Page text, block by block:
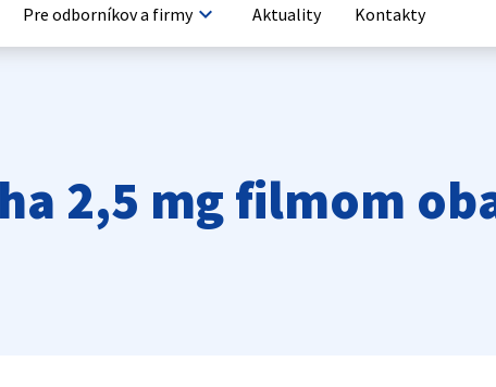
Pre odborníkov a firmykeyboard_arrow_down Aktuality Kontakty
2,5 mg filmom